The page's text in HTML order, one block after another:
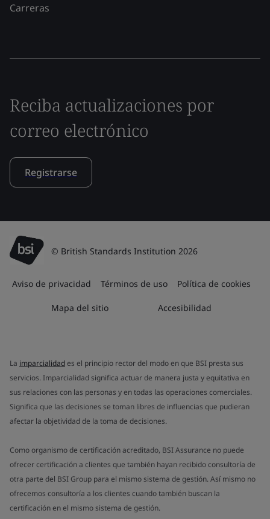
Carreras
Reciba actualizaciones por
correo electrónico
Registrarse
© British Standards Institution 2026
Aviso de privacidad Términos de uso Política de cookies
Mapa del sitio Accesibilidad
La imparcialidades el principio rector del modo en que BSI presta sus
servicios. Imparcialidad significa actuar de manera justa y equitativa en
sus relaciones con las personas y en todas las operaciones comerciales.
Significa que las decisiones se toman libres de influencias que pudieran
afectar la objetividad de la toma de decisiones.
Como organismo de certificación acreditado, BSI Assurance no puede
ofrecer certificación a clientes que también hayan recibido consultoría de
otra parte del BSI Group para el mismo sistema de gestión. Así mismo no
ofrecemos consultoría a los clientes cuando también buscan la
certificación en el mismo sistema de gestión.